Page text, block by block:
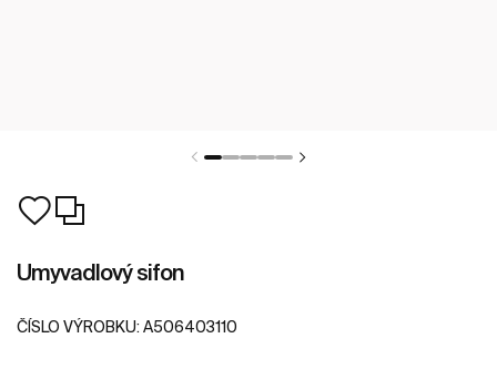
Umyvadlový sifon
ČÍSLO VÝROBKU: A506403110